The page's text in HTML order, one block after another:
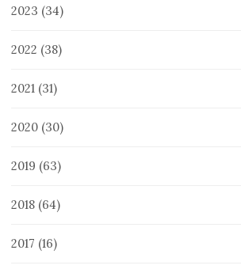
2023 (34)
2022 (38)
2021 (31)
2020 (30)
2019 (63)
2018 (64)
2017 (16)